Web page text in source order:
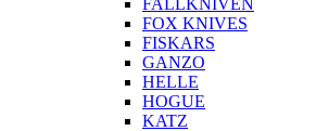
FALLKNIVEN
FOX KNIVES
FISKARS
GANZO
HELLE
HOGUE
KATZ